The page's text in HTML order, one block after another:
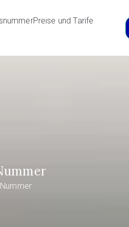
Preise und Tarife